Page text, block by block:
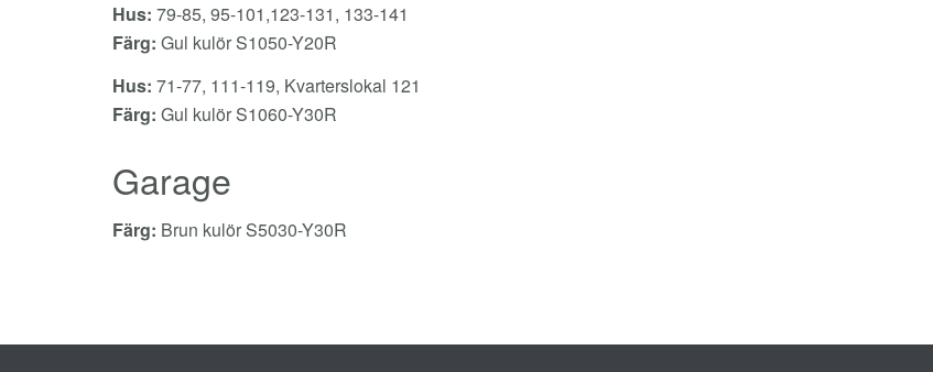
Hus: 79-85, 95-101,123-131, 133-141
Färg: Gul kulör S1050-Y20R
Hus: 71-77, 111-119, Kvarterslokal 121
Färg: Gul kulör S1060-Y30R
Garage
Färg: Brun kulör S5030-Y30R